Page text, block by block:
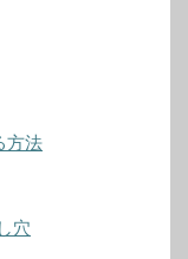
方法
穴